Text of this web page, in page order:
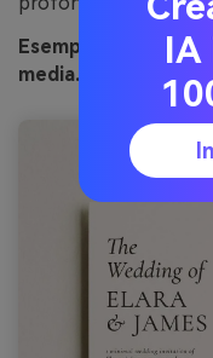
Esempio di
media.io